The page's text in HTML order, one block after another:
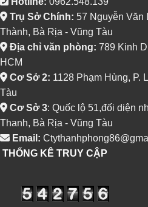
Trụ Sở Chính: 57 Nguyễn Văn
Thành, Bà Rịa - Vũng Tàu
Địa chỉ văn phòng: 789 Kinh
HCM
Cơ Sở 2: 1128 Phạm Hùng, P.
Tàu
Cơ Sở 3: Quốc lộ 51,đối diện
Thanh, Bà Rịa - Vũng Tàu
Email:
THỐNG KÊ TRUY CẬP